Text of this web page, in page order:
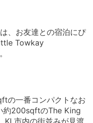
、お友達との宿泊にぴ
Towkay
の一番コンパクトなお
約200sqftのThe King
市内の街並みが見渡